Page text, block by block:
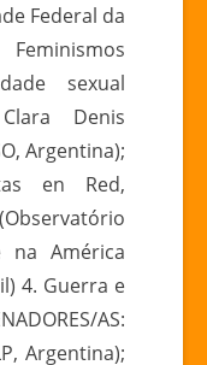
Federal da
sexual
Clara Denis
Argentina);
en Red,
na América
4. Guerra e
AS:
Argentina);